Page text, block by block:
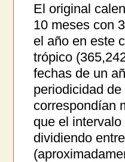
El original
10 meses con
el año en este
trópico
fechas de un
periodicidad
correspondían
que el
dividiendo